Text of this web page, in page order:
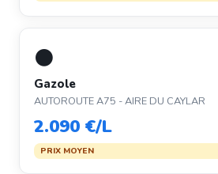
⚫
Gazole
AUTOROUTE A75 - AIRE DU CAYLAR
2.090 €/L
PRIX MOYEN